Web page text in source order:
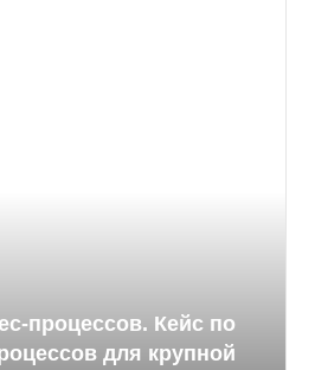
процессов. Кейс по
для крупной